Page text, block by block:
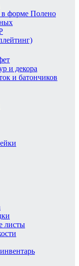
форме Полено
и декора
и батончиков
листы